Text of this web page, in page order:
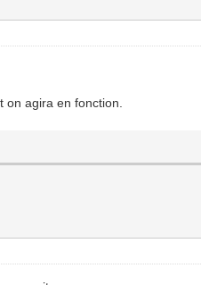
agira en fonction.